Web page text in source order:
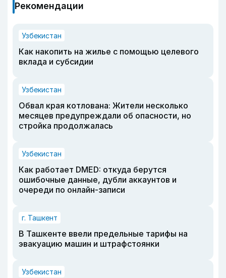
Рекомендации
Узбекистан
Как накопить на жилье с помощью целевого
вклада и субсидии
Узбекистан
Обвал края котлована: Жители несколько
месяцев предупреждали об опасности, но
стройка продолжалась
Узбекистан
Как работает DMED: откуда берутся
ошибочные данные, дубли аккаунтов и
очереди по онлайн-записи
г. Ташкент
В Ташкенте ввели предельные тарифы на
эвакуацию машин и штрафстоянки
Узбекистан